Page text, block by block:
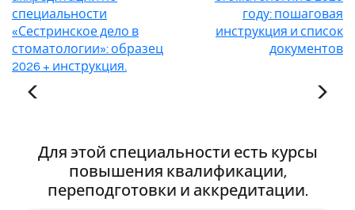
специальности
«Сестринское дело в
стоматологии»: образец
2026 + инструкция.
году: пошаговая
инструкция и список
документов
Для этой специальности есть курсы
повышения квалификации,
переподготовки и аккредитации.